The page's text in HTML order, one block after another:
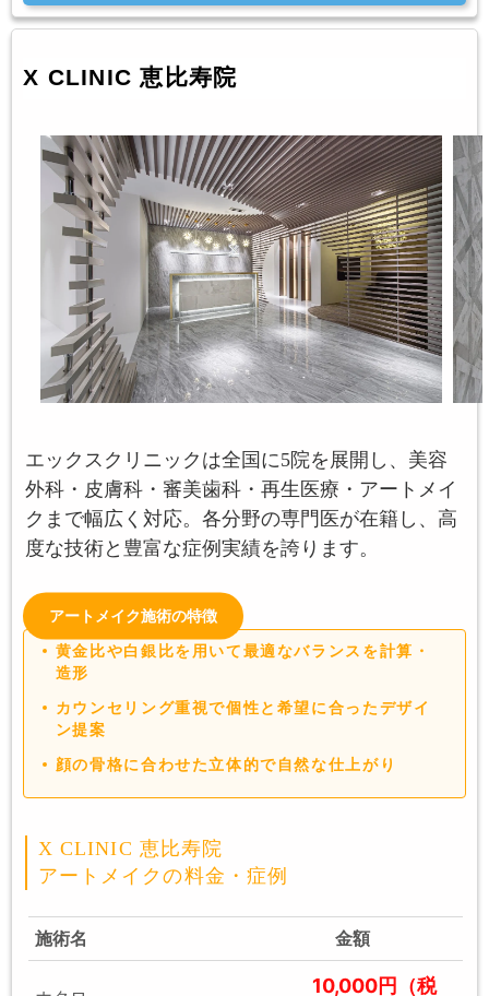
X CLINIC 恵比寿院
エックスクリニックは全国に5院を展開し、美容
外科・皮膚科・審美歯科・再生医療・アートメイ
クまで幅広く対応。各分野の専門医が在籍し、高
度な技術と豊富な症例実績を誇ります。
アートメイク施術の特徴
黄金比や白銀比を用いて最適なバランスを計算・
造形
カウンセリング重視で個性と希望に合ったデザイ
ン提案
顔の骨格に合わせた立体的で自然な仕上がり
X CLINIC 恵比寿院
アートメイクの料金・症例
施術名 金額
10,000円（税